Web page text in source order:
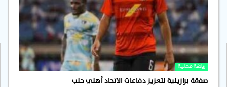
رياضة محلية
صفقة برازيلية لتعزيز دفاعات الاتحاد أهلي حلب